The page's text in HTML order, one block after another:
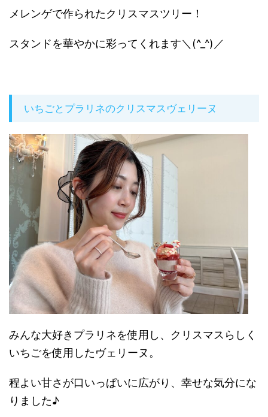
メレンゲで作られたクリスマスツリー！
スタンドを華やかに彩ってくれます＼(^_^)／
いちごとプラリネのクリスマスヴェリーヌ
みんな大好きプラリネを使用し、クリスマスらしく
いちごを使用したヴェリーヌ。
程よい甘さが口いっぱいに広がり、幸せな気分にな
りました♪